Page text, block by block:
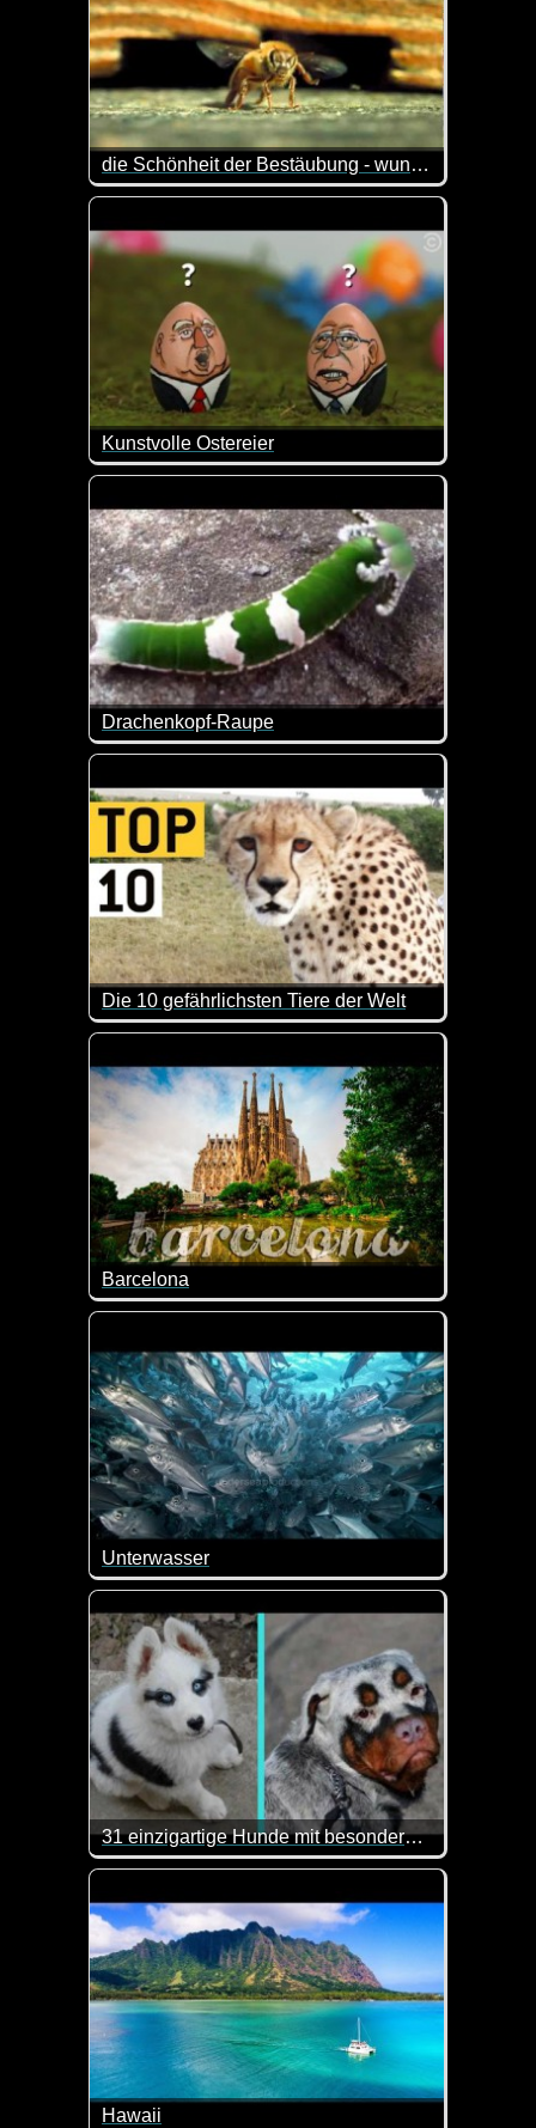
die Schönheit der Bestäubung - wunderschöne Aufnahmen
echt sehenswert! Ist aber kein Schweinkram, was
Kunstvolle Ostereier
Wow, das sind wahre Kunstwerke...
Drachenkopf-Raupe
Wenn das keine faszinierende Raupe ist. Ein
Die 10 gefährlichsten Tiere der Welt
Dass ein Elefant zu den 10 gefährlichsten Tieren
Barcelona
Ein tolles Zeitraffer-Video von Barcelona. Diese
Unterwasser
Sind diese Unterwasser-Aufnahmen nicht
31 einzigartige Hunde mit besonderen Merkmalen
In diesem Video wird zwar englisch gesprochen,
Hawaii